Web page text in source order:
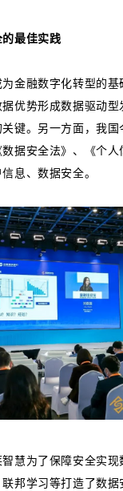
最佳实践
金融数字化转型的基
优势形成数据驱动型
键。另一方面，我国
数据安全法》、《个
息、数据安全。
慧为了保障安全实现
邦学习等打造了数